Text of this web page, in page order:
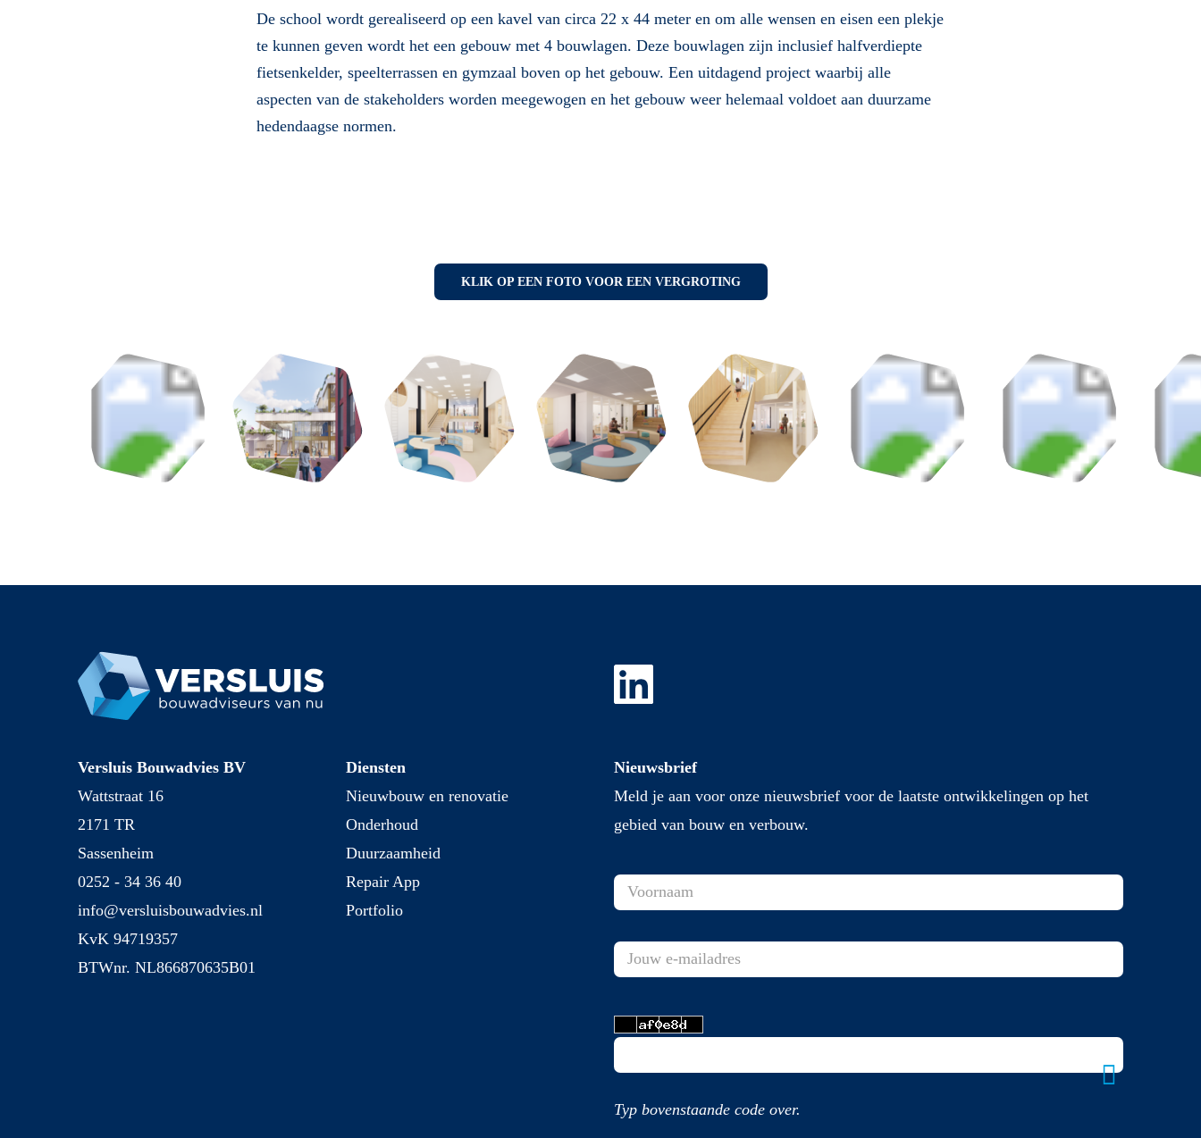
De school wordt gerealiseerd op een kavel van circa 22 x 44 meter en om alle wensen en eisen een plekje
te kunnen geven wordt het een gebouw met 4 bouwlagen. Deze bouwlagen zijn inclusief halfverdiepte
fietsenkelder, speelterrassen en gymzaal boven op het gebouw. Een uitdagend project waarbij alle
aspecten van de stakeholders worden meegewogen en het gebouw weer helemaal voldoet aan duurzame
hedendaagse normen.
KLIK OP EEN FOTO VOOR EEN VERGROTING
Versluis Bouwadvies BV
Wattstraat 16
2171 TR
Sassenheim
0252 - 34 36 40
info@versluisbouwadvies.nl
KvK 94719357
BTWnr. NL866870635B01
Diensten
Nieuwbouw en renovatie
Onderhoud
Duurzaamheid
Repair App
Portfolio
Nieuwsbrief
Meld je aan voor onze nieuwsbrief voor de laatste ontwikkelingen op het
gebied van bouw en verbouw.
Typ bovenstaande code over.